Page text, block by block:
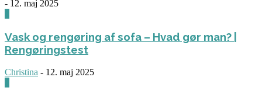
- 12. maj 2025
Vask og rengøring af sofa – Hvad gør man? |
Rengøringstest
Christina - 12. maj 2025